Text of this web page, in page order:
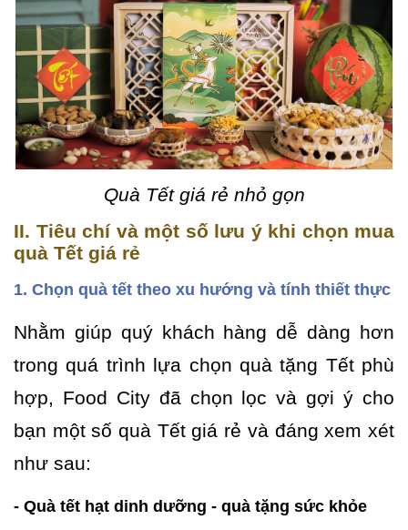
Quà Tết giá rẻ nhỏ gọn
II. Tiêu chí và một số lưu ý khi chọn mua
quà Tết giá rẻ
1. Chọn quà tết theo xu hướng và tính thiết thực
Nhằm giúp quý khách hàng dễ dàng hơn
trong quá trình lựa chọn quà tặng Tết phù
hợp, Food City đã chọn lọc và gợi ý cho
bạn một số quà Tết giá rẻ và đáng xem xét
như sau:
- Quà tết hạt dinh dưỡng - quà tặng sức khỏe